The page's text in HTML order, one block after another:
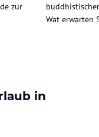
zur
Wat erwarten
in